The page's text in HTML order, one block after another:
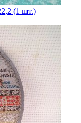
(1 шт.)